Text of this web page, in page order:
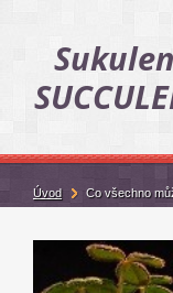
Úvod Co všechno